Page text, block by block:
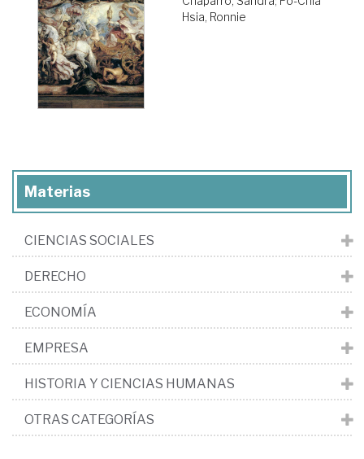
Hsia, Ronnie
Materias
CIENCIAS SOCIALES
DERECHO
ECONOMÍA
EMPRESA
HISTORIA Y CIENCIAS HUMANAS
OTRAS CATEGORÍAS